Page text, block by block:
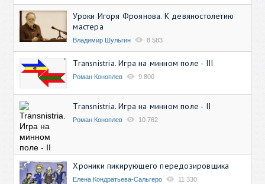
Уроки Игоря Фроянова. К девяностолетию
мастера
Владимир Шульгин 8 583
Transnistria. Игра на минном поле - III
Роман Коноплев 9 800
Transnistria. Игра на минном поле - II
Роман Коноплев 10 762
Хроники пикирующего передозировщика
Елена Кондратьева-Сальгеро 11 330